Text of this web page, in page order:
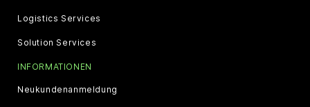
Logistics Services
Solution Services
INFORMATIONEN
Neukundenanmeldung